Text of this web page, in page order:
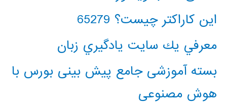
این کاراکتر چیست؟ 65279
معرفي يك سايت يادگيري زبان
بسته آموزشی جامع پیش بینی بورس با
هوش مصنوعی